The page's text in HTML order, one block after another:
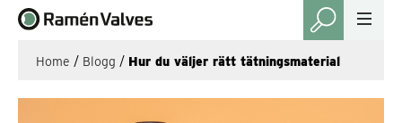
Home / Blogg / Hur du väljer rätt tätningsmaterial